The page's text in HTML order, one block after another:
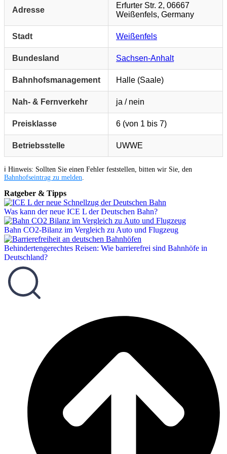
Adresse
Erfurter Str. 2, 06667
Weißenfels, Germany
Stadt Weißenfels
Bundesland Sachsen-Anhalt
Bahnhofsmanagement Halle (Saale)
Nah- & Fernverkehr ja / nein
Preisklasse 6 (von 1 bis 7)
Betriebsstelle UWWE
ℹ️ Hinweis: Sollten Sie einen Fehler feststellen, bitten wir Sie, den
Bahnhofseintrag zu melden
Ratgeber & Tipps
Was kann der neue ICE L der Deutschen Bahn?
Bahn CO2-Bilanz im Vergleich zu Auto und Flugzeug
Behindertengerechtes Reisen: Wie barrierefrei sind Bahnhöfe in
Deutschland?